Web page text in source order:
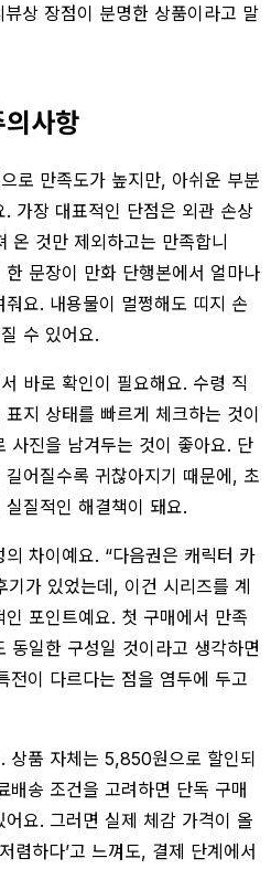
상 장점이 분명한 상품이라고 말
의사항
로 만족도가 높지만, 아쉬운 부분
가장 대표적인 단점은 외관 손상
온 것만 제외하고는 만족합니
문장이 만화 단행본에서 얼마나
요. 내용물이 멀쩡해도 띠지 손
수 있어요.
바로 확인이 필요해요. 수령 직
지 상태를 빠르게 체크하는 것이
사진을 남겨두는 것이 좋아요. 단
어질수록 귀찮아지기 때문에, 초
질적인 해결책이 돼요.
차이예요. “다음권은 캐릭터 카
기가 있었는데, 이건 시리즈를 계
포인트예요. 첫 구매에서 만족
동일한 구성일 것이라고 생각하면
전이 다르다는 점을 염두에 두고
상품 자체는 5,850원으로 할인되
송 조건을 고려하면 단독 구매
요. 그러면 실제 체감 가격이 올
렴하다’고 느껴도, 결제 단계에서